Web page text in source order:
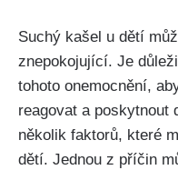
Suchý kašel ‌u dětí
znepokojující. Je
tohoto onemocnění,⁤
reagovat a poskytnout⁢
několik faktorů, které
dětí. ⁣Jednou z příčin